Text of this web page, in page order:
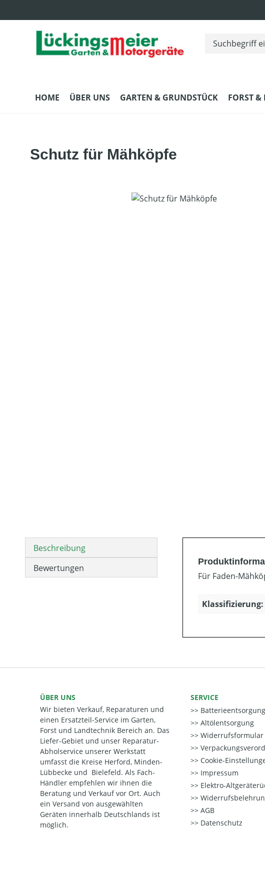
HOME ÜBER UNS GARTEN & GRUNDSTÜCK FORST &
Schutz für Mähköpfe
Beschreibung
Bewertungen
Für Faden-
Klassifizierung:
ÜBER UNS
Wir bieten Verkauf, Reparaturen und
einen Ersatzteil-Service im Garten,
Forst und Landtechnik Bereich an. Das
Liefer-Gebiet und unser Reparatur-
Abholservice unserer Werkstatt
umfasst die Kreise Herford, Minden-
Lübbecke und Bielefeld. Als Fach-
Händler empfehlen wir ihnen die
Beratung und Verkauf vor Ort. Auch
ein Versand von ausgewählten
Geräten innerhalb Deutschlands ist
möglich.
SERVICE
Batterieentsorgung
Altölentsorgung
Widerrufsformular
Cookie-
Impressum
Elektro-
AGB
Datenschutz